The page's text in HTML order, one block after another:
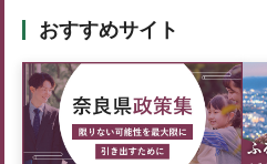
おすすめサイト